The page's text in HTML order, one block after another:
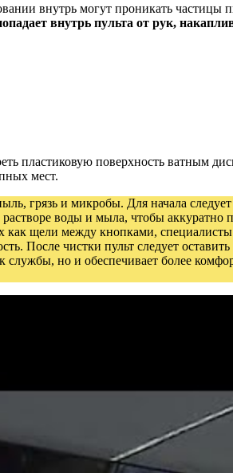
внутрь могут проникать частицы
внутрь пульта от рук,
пластиковую поверхность ватным
мест.
грязь и микробы. Для начала
воды и мыла, чтобы аккуратно
как щели между кнопками,
После чистки пульт следует
службы, но и обеспечивает более